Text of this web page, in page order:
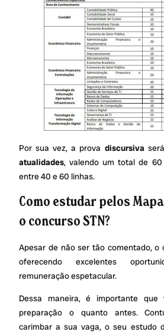
Por sua vez, a prova discursiva
atualidades, valendo um total de
entre 40 e 60 linhas.
Como estudar pelos
o concurso STN?
Apesar de não ser tão comentado, o
oferecendo excelentes
remuneração espetacular.
Dessa maneira, é importante
preparação o quanto antes.
carimbar a sua vaga, o seu estudo